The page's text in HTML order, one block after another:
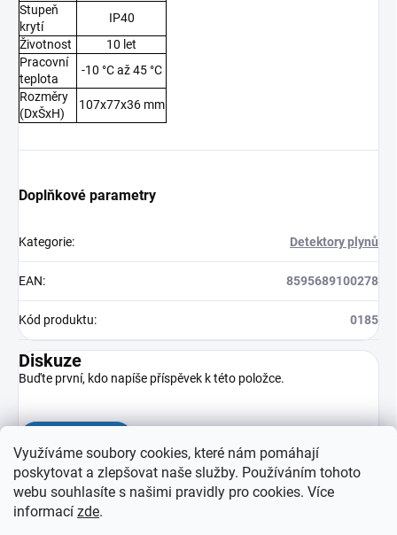
Využíváme soubory cookies, které nám pomáhají
poskytovat a zlepšovat naše služby. Používáním tohoto
webu souhlasíte s našimi pravidly pro cookies. Více
informací zde.
Stupeň
krytí
IP40
Životnost
10 let
Pracovní
teplota
-10 °C až 45 °C
Rozměry
(DxŠxH)
107x77x36 mm
Doplňkové parametry
Kategorie: Detektory plynů
EAN: 8595689100278
Kód produktu: 0185
Diskuze
Buďte první, kdo napíše příspěvek k této položce.